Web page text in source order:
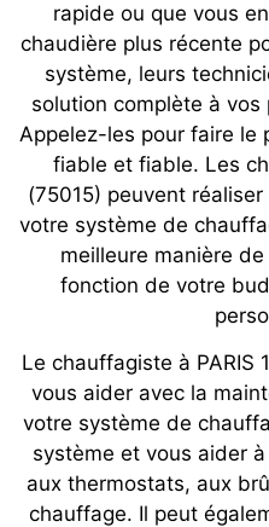
rapide ou que vous
chaudière plus récente
système, leurs
solution complète à
Appelez-les pour faire le
fiable et fiable. Les
(75015) peuvent
votre système de
meilleure manière
fonction de votre
Le chauffagiste à PARIS
vous aider avec la
votre système de
système et vous aider
aux thermostats, aux
chauffage. Il peut